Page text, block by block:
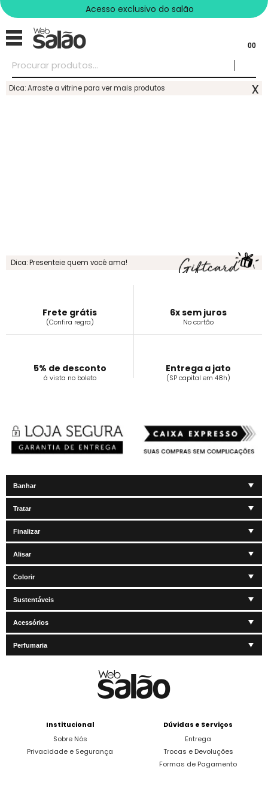
Acesso exclusivo do salão
00
Dica: Arraste a vitrine para ver mais produtos x
Dica: Presenteie quem você ama!
Frete grátis
(Confira regra)
6x sem juros
No cartão
5% de desconto
á vista no boleto
Entrega a jato
(SP capital em 48h)
Banhar
Tratar
Finalizar
Alisar
Colorir
Sustentáveis
Acessórios
Perfumaria
Institucional
Sobre Nós
Privacidade e Segurança
Dúvidas e Serviços
Entrega
Trocas e Devoluções
Formas de Pagamento